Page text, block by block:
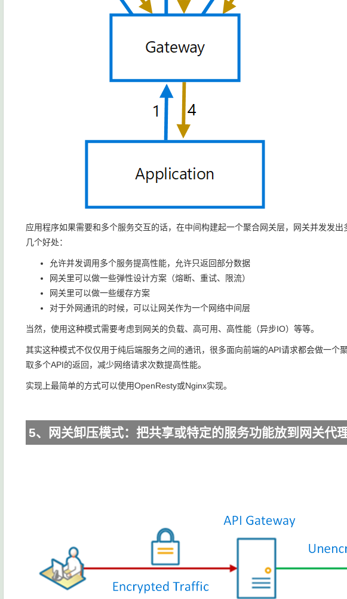
应用程序如果需要和多个服务交互的话，在中间构建起一个聚合网关层，网关并发发
几个好处：
允许并发调用多个服务提高性能，允许只返回部分数据
网关里可以做一些弹性设计方案（熔断、重试、限流）
网关里可以做一些缓存方案
对于外网通讯的时候，可以让网关作为一个网络中间层
当然，使用这种模式需要考虑到网关的负载、高可用、高性能（异步IO）等等。
其实这种模式不仅仅用于纯后端服务之间的通讯，很多面向前端的API请求都会做一
取多个API的返回，减少网络请求次数提高性能。
实现上最简单的方式可以使用OpenResty或Nginx实现。
5、网关卸压模式：把共享或特定的服务功能放到网关代